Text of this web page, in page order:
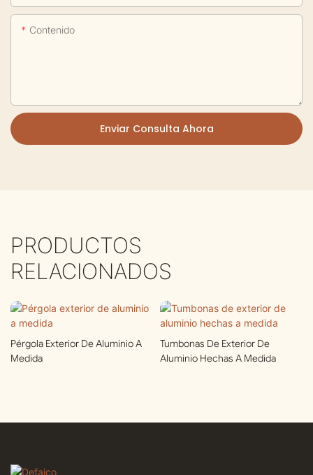
Contenido
Enviar Consulta Ahora
PRODUCTOS
RELACIONADOS
Pérgola Exterior De Aluminio A
Medida
Tumbonas De Exterior De
Aluminio Hechas A Medida